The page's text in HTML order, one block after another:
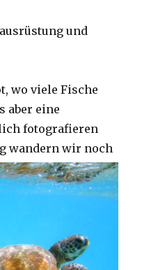
und
wo viele Fische
aber eine
fotografieren
wandern wir noch